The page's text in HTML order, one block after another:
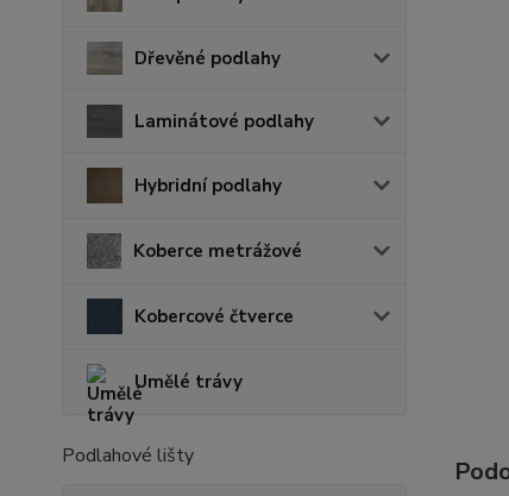
Dřevěné podlahy
Laminátové podlahy
Hybridní podlahy
Koberce metrážové
Kobercové čtverce
Umělé trávy
Podlahové lišty